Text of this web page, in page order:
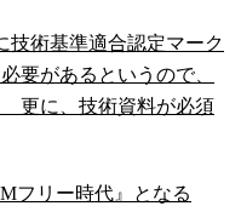
技術基準適合認定マーク
要があるというので、
更に、技術資料が必須
フリー時代』となる